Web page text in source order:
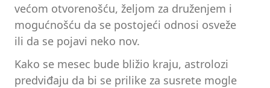
većom otvorenošću, željom za druženjem i
mogućnošću da se postojeći odnosi osveže
ili da se pojavi neko nov.
Kako se mesec bude bližio kraju, astrolozi
predviđaju da bi se prilike za susrete mogle